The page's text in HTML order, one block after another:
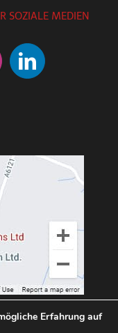
SOZIALE MEDIEN
Erfahrung auf